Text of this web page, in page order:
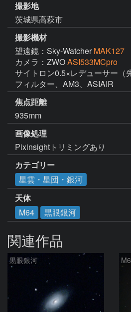
撮影地
茨城県高萩市
撮影機材
望遠鏡：Sky-Watcher MAK127
カメラ：ZWOASI533MCpro
サイトロン0.5×レデューサー（
フィルター、AM3、ASIAIR
焦点距離
935mm
画像処理
Pixinsightトリミングあり
カテゴリー
星雲・星団・銀河
天体
M64
黒眼銀河
関連作品
黒眼銀河